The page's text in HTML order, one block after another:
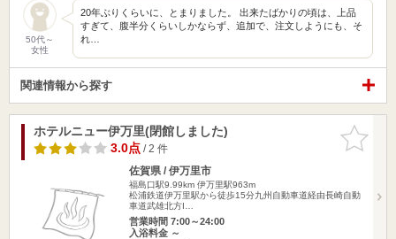
50代～
女性
20年ぶりくらいに、とまりました。 出来たばかりの頃は、上品
すぎて、腹半分くらいしかならず、追加で、注文しようにも、そ
れ…
関連情報から探す
お気に入
りに追加
ホテルニュー伊万里(閉館しました)
3.0点/ 2 件
佐賀県 / 伊万里市
福島口駅9.99km 伊万里駅963m
松浦鉄道伊万里駅から徒歩15分九州自動車道経由長崎自動
車道武雄北方I…
営業時間 7:00～24:00
入浴料金 ～